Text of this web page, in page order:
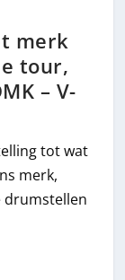
merk
tour,
– V-
tot wat
merk,
drumstellen